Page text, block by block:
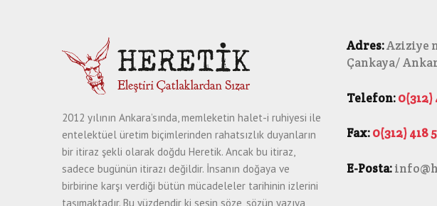
2012 yılının Ankara’sında, memleketin halet-i ruhiyesi ile
entelektüel üretim biçimlerinden rahatsızlık duyanların
bir itiraz şekli olarak doğdu Heretik. Ancak bu itiraz,
sadece bugünün itirazı değildir. İnsanın doğaya ve
birbirine karşı verdiği bütün mücadeleler tarihinin izlerini
taşımaktadır. Bu yüzdendir ki sesin söze, sözün yazıya
Adres:Aziziye
Çankaya/
Telefon:0(312)
Fax:0(312) 418
E-Posta: